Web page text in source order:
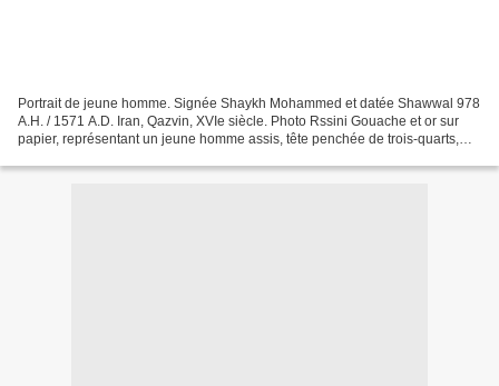
Portrait de jeune homme. Signée Shaykh Mohammed et datée Shawwal 978
A.H. / 1571 A.D. Iran, Qazvin, XVIe siècle. Photo Rssini Gouache et or sur
papier, représentant un jeune homme assis, tête penchée de trois-quarts,